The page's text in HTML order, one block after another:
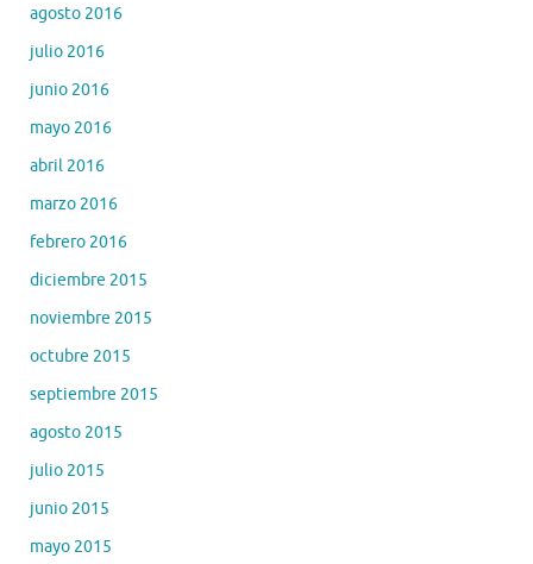
agosto 2016
julio 2016
junio 2016
mayo 2016
abril 2016
marzo 2016
febrero 2016
diciembre 2015
noviembre 2015
octubre 2015
septiembre 2015
agosto 2015
julio 2015
junio 2015
mayo 2015